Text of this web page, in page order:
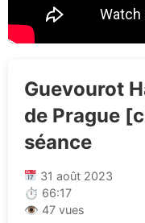
Guevourot
de Prague
séance
31 août 2023
⏱ 66:17
👁 47 vues